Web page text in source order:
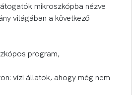
mikroszkópba nézve
világában a következő
program,
vízi állatok, ahogy még nem